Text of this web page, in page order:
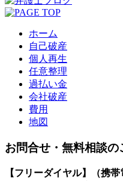
ホーム
自己破産
個人再生
任意整理
過払い金
会社破産
費用
地図
お問合せ・無料相談の
【フリーダイヤル】（携